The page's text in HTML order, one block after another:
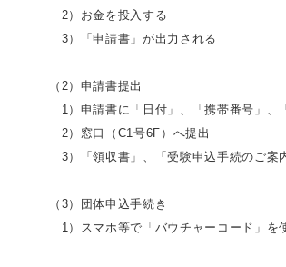
2）お金を投入する
3）「申請書」が出力される
（2）申請書提出
1）申請書に「日付」、「携帯番号」、
2）窓口（C1号6F）へ提出
3）「領収書」、「受験申込手続のご案
（3）団体申込手続き
1）スマホ等で「バウチャーコード」を